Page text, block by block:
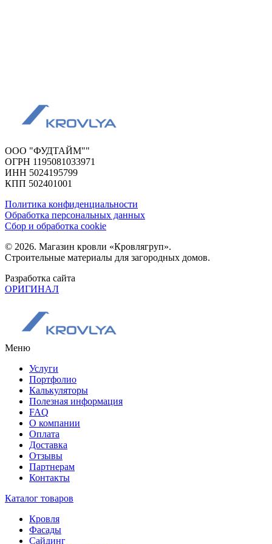
ООО "ФУДТАЙМ""
ОГРН 1195081033971
ИНН 5024195799
КПП 502401001
Политика конфиденциальности
Обработка персональных данных
Сбор и обработка cookie
© 2026. Магазин кровли «Кровлягруп».
Строительные материалы для загородных домов.
Разработка сайта
ОРИГИНАЛ
Меню
Услуги
Портфолио
Калькуляторы
Полезная информация
FAQ
О компании
Оплата
Доставка
Отзывы
Партнерам
Контакты
Каталог товаров
Кровля
Фасады
Сайдинг